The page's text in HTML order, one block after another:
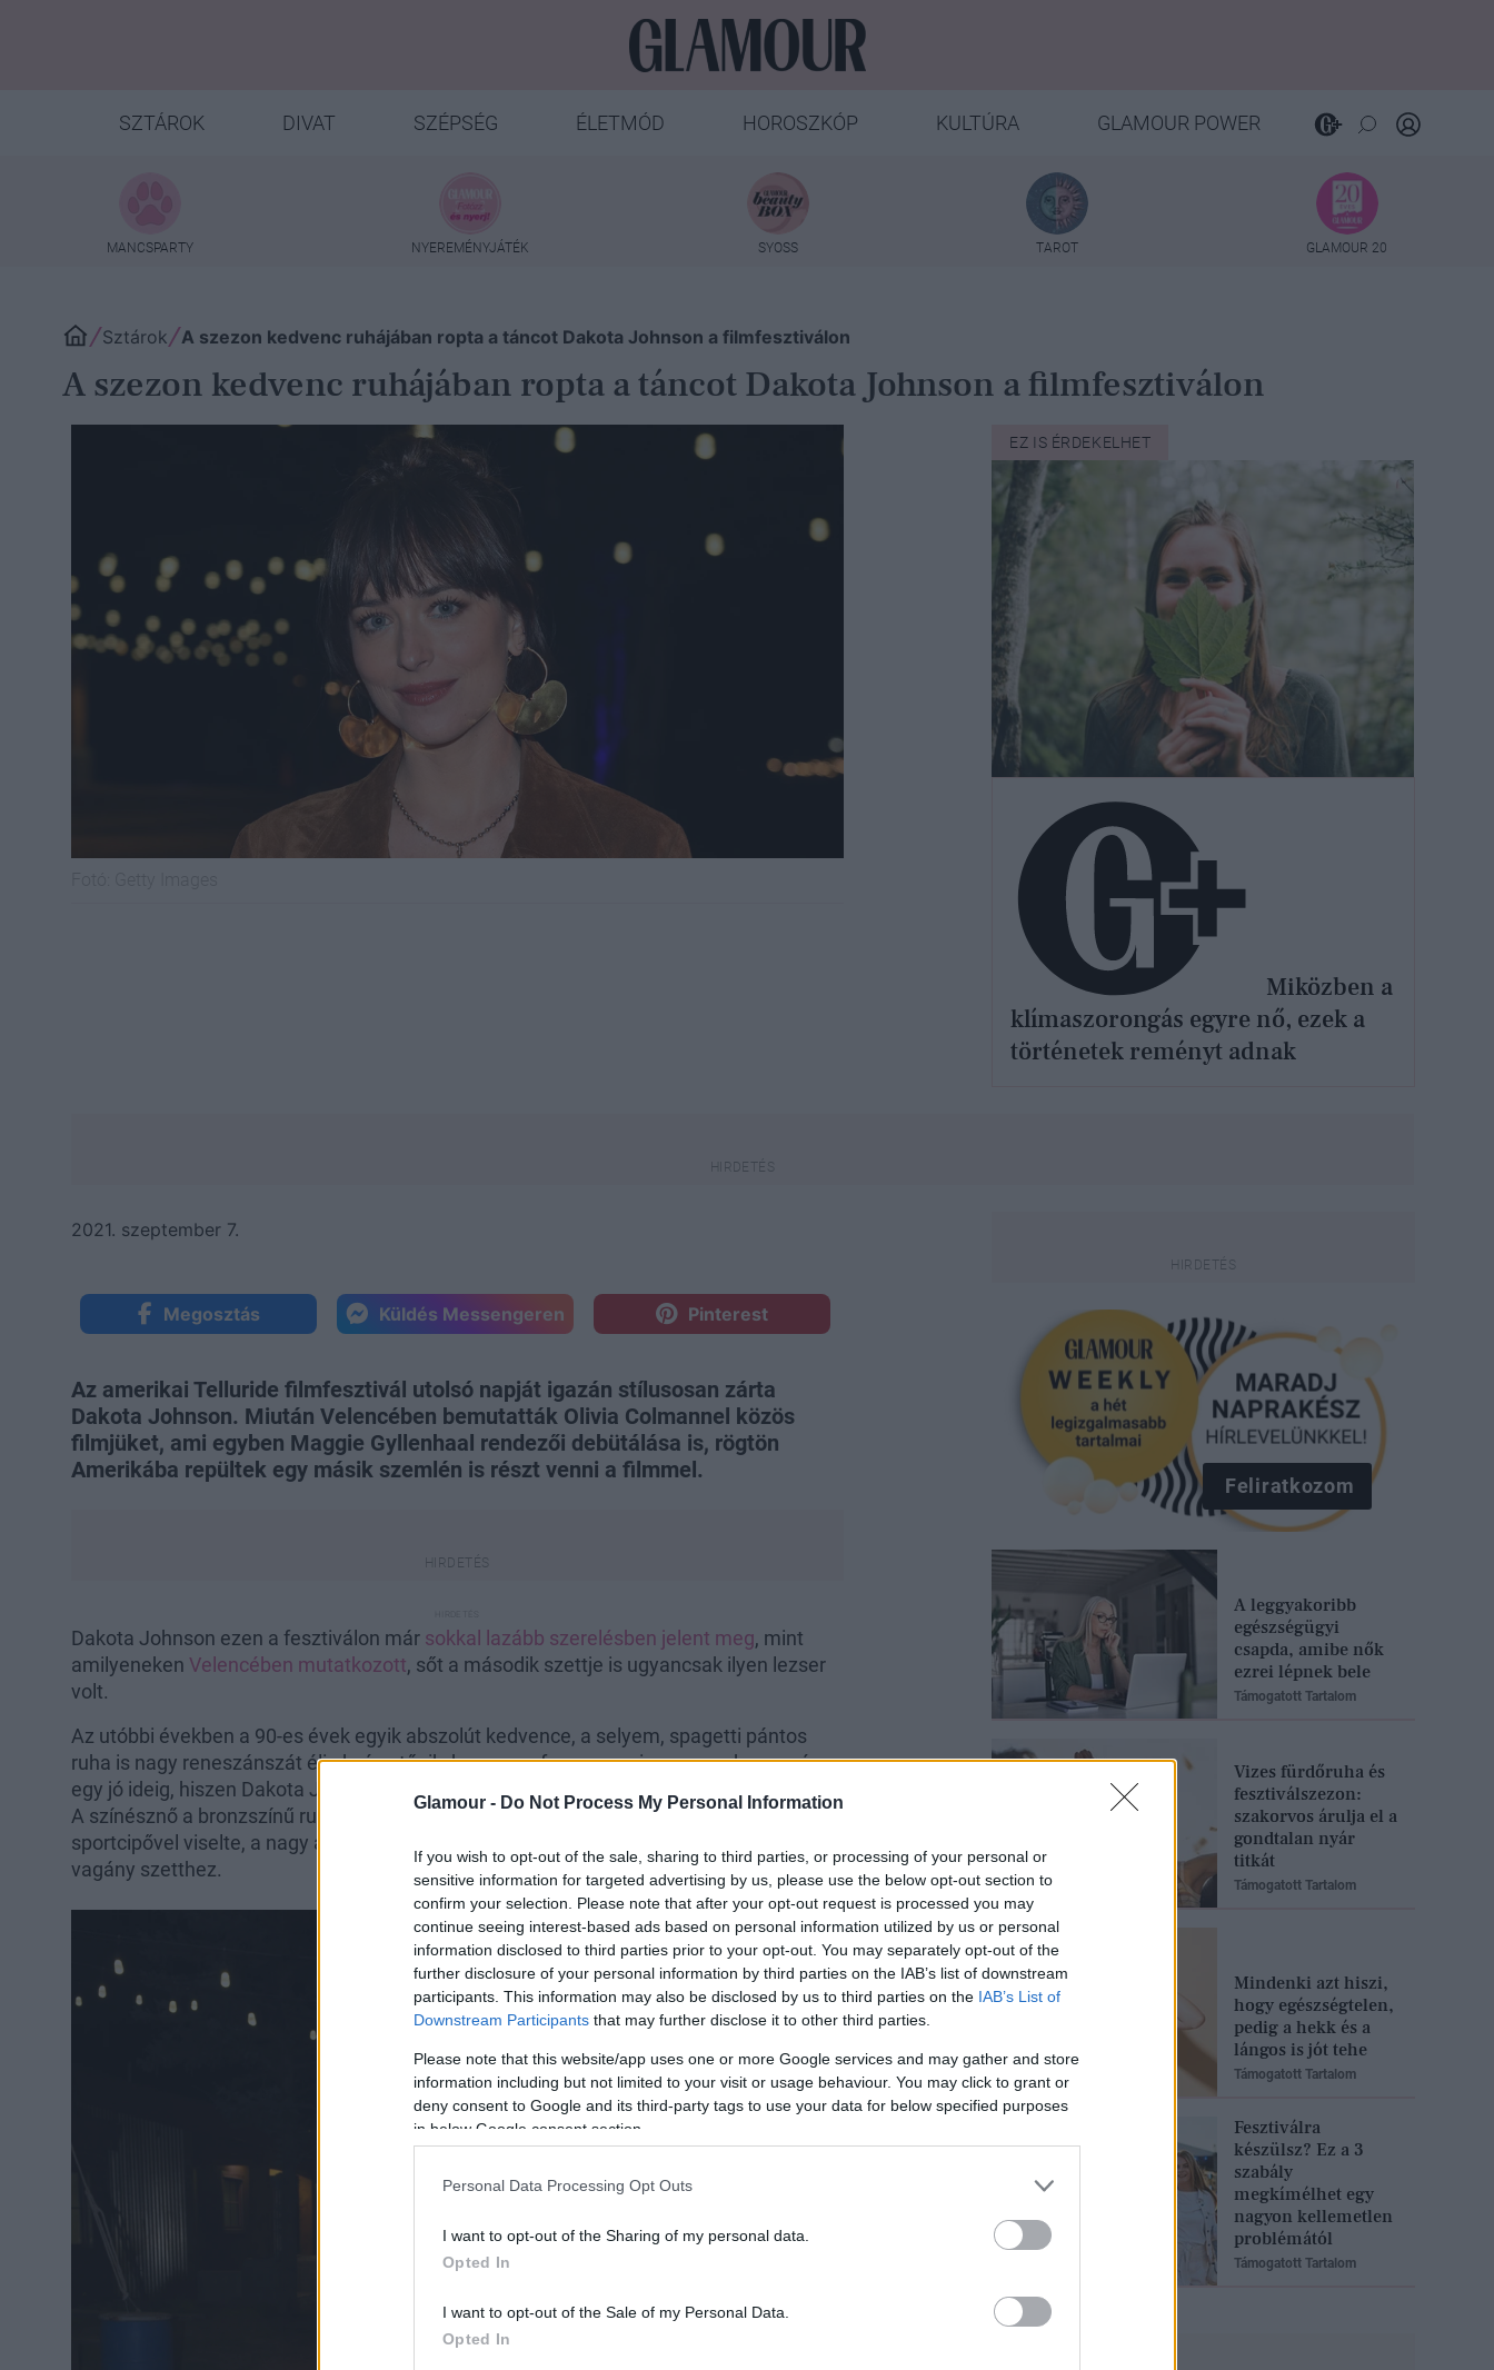
Glamour - Do Not Process My Personal Information
If you wish to opt-out of the sale, sharing to third parties, or processing of your personal or
sensitive information for targeted advertising by us, please use the below opt-out section to
confirm your selection. Please note that after your opt-out request is processed you may
continue seeing interest-based ads based on personal information utilized by us or personal
information disclosed to third parties prior to your opt-out. You may separately opt-out of the
further disclosure of your personal information by third parties on the IAB’s list of downstream
participants. This information may also be disclosed by us to third parties on the IAB’s List of
Downstream Participants that may further disclose it to other third parties.
Please note that this website/app uses one or more Google services and may gather and store
information including but not limited to your visit or usage behaviour. You may click to grant or
deny consent to Google and its third-party tags to use your data for below specified purposes
in below Google consent section.
Personal Data Processing Opt Outs
I want to opt-out of the Sharing of my personal data.
Opted In
I want to opt-out of the Sale of my Personal Data.
Opted In
SZTÁROK DIVAT SZÉPSÉG ÉLETMÓD HOROSZKÓP KULTÚRA GLAMOUR POWER
MANCSPARTY NYEREMÉNYJÁTÉK SYOSS TAROT GLAMOUR 20
Sztárok A szezon kedvenc ruhájában ropta a táncot Dakota Johnson a filmfesztiválon
A szezon kedvenc ruhájában ropta a táncot Dakota Johnson a filmfesztiválon
EZ IS ÉRDEKELHET
Miközben a
klímaszorongás egyre nő, ezek a
történetek reményt adnak
2021. szeptember 7.
Megosztás Küldés Messengeren Pinterest
Az amerikai Telluride filmfesztivál utolsó napját igazán stílusosan zárta
Dakota Johnson. Miután Velencében bemutatták Olivia Colmannel közös
filmjüket, ami egyben Maggie Gyllenhaal rendezői debütálása is, rögtön
Amerikába repültek egy másik szemlén is részt venni a filmmel.
Dakota Johnson ezen a fesztiválon már sokkal lazább szerelésben jelent meg, mint
amilyeneken Velencében mutatkozott, sőt a második szettje is ugyancsak ilyen lezser
volt.
Az utóbbi években a 90-es évek egyik abszolút kedvence, a selyem, spagetti pántos
ruha is nagy reneszánszát éli, de úgy tűnik, hogy ez a fazon nem is megy sehova még
egy jó ideig, hiszen Dakota Johnson is pont egy ilyet viselt a fesztivál záróeseményén.
A színésznő a bronzszínű ruhát hasított bőr dzsekivel és szintén bronzszínű Adidas
sportcipővel viselte, a nagy arany fülbevalók pedig remek kiegészítőnek bizonyultak a
vagány szetthez.
Feliratkozom
A leggyakoribb
egészségügyi
csapda, amibe nők
ezrei lépnek bele
Támogatott Tartalom
Vizes fürdőruha és
fesztiválszezon:
szakorvos árulja el a
gondtalan nyár
titkát
Támogatott Tartalom
Mindenki azt hiszi,
hogy egészségtelen,
pedig a hekk és a
lángos is jót tehe
Támogatott Tartalom
Fesztiválra
készülsz? Ez a 3
szabály
megkímélhet egy
nagyon kellemetlen
problémától
Támogatott Tartalom